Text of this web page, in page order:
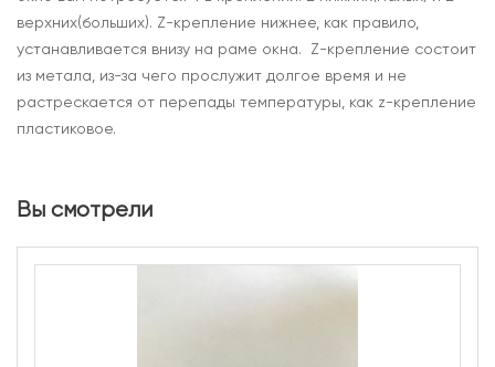
верхних(больших). Z-крепление нижнее, как правило,
устанавливается внизу на раме окна. Z-крепление состоит
из метала, из-за чего прослужит долгое время и не
растрескается от перепады температуры, как z-крепление
пластиковое.
Вы смотрели